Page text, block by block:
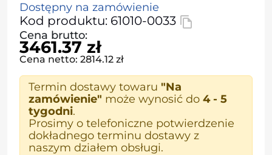
Dostępny na zamówienie
Kod produktu: 61010-0033
Cena brutto:
3461.37 zł
Cena netto: 2814.12 zł
Termin dostawy towaru "Na
zamówienie" może wynosić do 4 - 5
tygodni.
Prosimy o telefoniczne potwierdzenie
dokładnego terminu dostawy z
naszym działem obsługi.